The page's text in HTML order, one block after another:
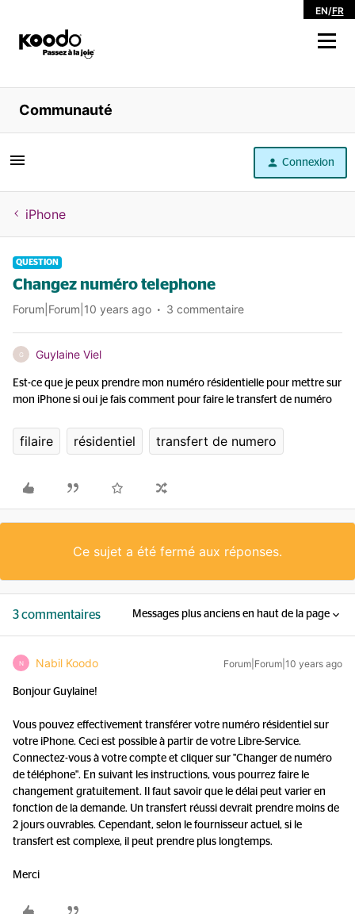
EN/FR
Magasiner
Libre service
Aide
Communauté
Connexion
iPhone
QUESTION
Changez numéro telephone
Forum|Forum|10 years ago 3 commentaire
G Guylaine Viel
Est-ce que je peux prendre mon numéro résidentielle pour mettre sur
mon iPhone si oui je fais comment pour faire le transfert de numéro
filaire résidentiel transfert de numero
Ce sujet a été fermé aux réponses.
3 commentaires Messages plus anciens en haut de la page
N Nabil Koodo Forum|Forum|10 years ago
Bonjour Guylaine!
Vous pouvez effectivement transférer votre numéro résidentiel sur
votre iPhone. Ceci est possible à partir de votre Libre-Service.
Connectez-vous à votre compte et cliquer sur "Changer de numéro
de téléphone". En suivant les instructions, vous pourrez faire le
changement gratuitement. Il faut savoir que le délai peut varier en
fonction de la demande. Un transfert réussi devrait prendre moins de
2 jours ouvrables. Cependant, selon le fournisseur actuel, si le
transfert est complexe, il peut prendre plus longtemps.
Merci